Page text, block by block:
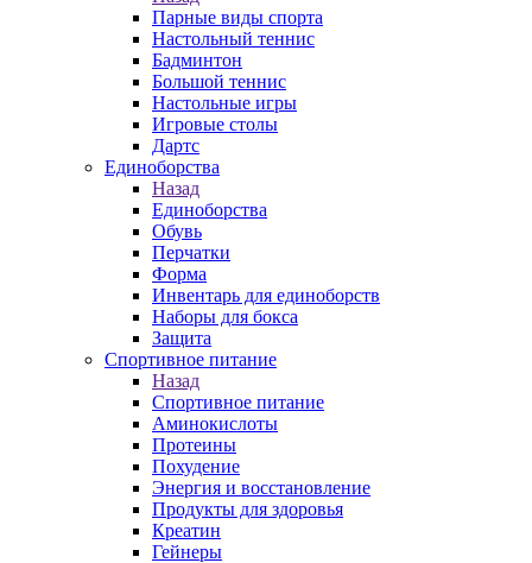
Парные виды спорта
Настольный теннис
Бадминтон
Большой теннис
Настольные игры
Игровые столы
Дартс
Единоборства
Назад
Единоборства
Обувь
Перчатки
Форма
Инвентарь для единоборств
Наборы для бокса
Защита
Спортивное питание
Назад
Спортивное питание
Аминокислоты
Протеины
Похудение
Энергия и восстановление
Продукты для здоровья
Креатин
Гейнеры